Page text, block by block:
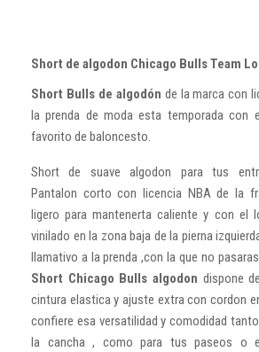
Short de algodon Chicago Bulls Team
Short Bulls de algodón de la marca con
la prenda de moda esta temporada con
favorito de baloncesto.
Short de suave algodon para tus
Pantalon corto con licencia NBA de la
ligero para mantenerta caliente y con el
vinilado en la zona baja de la pierna
llamativo a la prenda ,con la que no
Short Chicago Bulls algodon dispone
cintura elastica y ajuste extra con cordon
confiere esa versatilidad y comodidad
la cancha , como para tus paseos o